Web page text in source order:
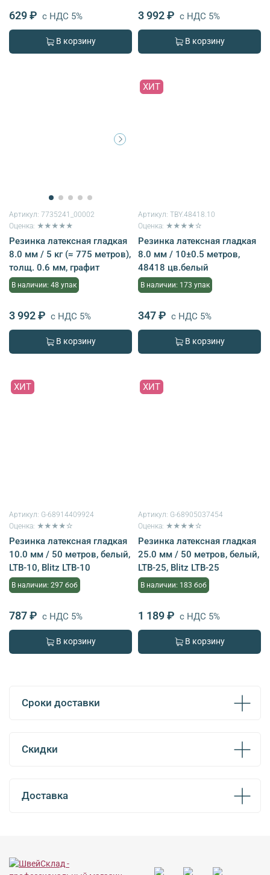
629 ₽ с НДС 5%
В корзину
3 992 ₽ с НДС 5%
В корзину
Артикул: 7735241_00002
Оценка: ★★★★★
Резинка латексная гладкая
8.0 мм / 5 кг (≈ 775 метров),
толщ. 0.6 мм, графит
В наличии: 48 упак
3 992 ₽ с НДС 5%
В корзину
ХИТ
Артикул: TBY.48418.10
Оценка: ★★★★☆
Резинка латексная гладкая
8.0 мм / 10±0.5 метров,
48418 цв.белый
В наличии: 173 упак
347 ₽ с НДС 5%
В корзину
ХИТ
Артикул: G-68914409924
Оценка: ★★★★☆
Резинка латексная гладкая
10.0 мм / 50 метров, белый,
LTB-10, Blitz LTB-10
В наличии: 297 боб
787 ₽ с НДС 5%
В корзину
ХИТ
Артикул: G-68905037454
Оценка: ★★★★☆
Резинка латексная гладкая
25.0 мм / 50 метров, белый,
LTB-25, Blitz LTB-25
В наличии: 183 боб
1 189 ₽ с НДС 5%
В корзину
Сроки доставки
Скидки
Доставка